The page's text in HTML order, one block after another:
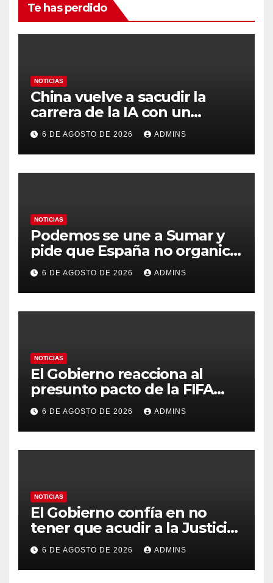
Te has perdido
NOTICIAS
China vuelve a sacudir la
carrera de la IA con un
modelo capaz de trabajar
durante días sin intervención
humana
6 DE AGOSTO DE 2026 ADMINS
NOTICIAS
Podemos se une a Sumar y
pide que España no organice
el Mundial 2030 con
Marruecos por «atentar
contra la soberanía nacional»
6 DE AGOSTO DE 2026 ADMINS
NOTICIAS
El Gobierno reacciona al
presunto pacto de la FIFA
con Marruecos para acoger la
final del Mundial 2030:
«Tiene que ser en España»
6 DE AGOSTO DE 2026 ADMINS
NOTICIAS
El Gobierno confía en no
tener que acudir a la Justicia
por el reparto de menores
mientras el PP pide la
apertura del Congreso por la
6 DE AGOSTO DE 2026 ADMINS